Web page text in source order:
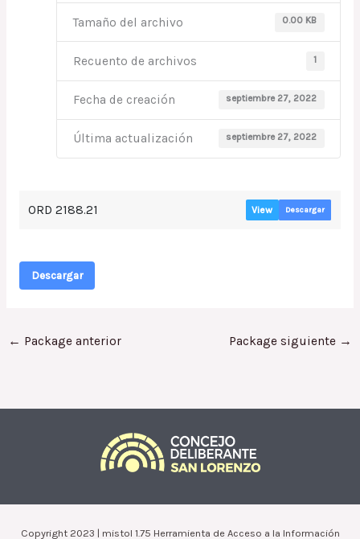
Tamaño del archivo 0.00 KB
Recuento de archivos 1
Fecha de creación septiembre 27, 2022
Última actualización septiembre 27, 2022
ORD 2188.21 View Descargar
Descargar
← Package anterior Package siguiente →
Copyright 2023 | mistol 1.75 Herramienta de Acceso a la Información